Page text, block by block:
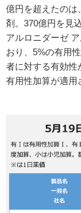
億円を超えたのは
剤。370億円を見
アルロニダーゼ
おり、5%の有用
者に対する有効性
有用性加算が適用